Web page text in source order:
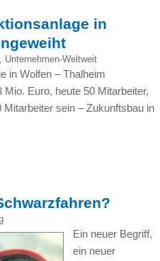
in
Unternehmen-Weltweit
in Wolfen – Thalheim
Euro, heute 50 Mitarbeiter,
sein – Zukunftsbau in
Ein neuer Begriff,
ein neuer